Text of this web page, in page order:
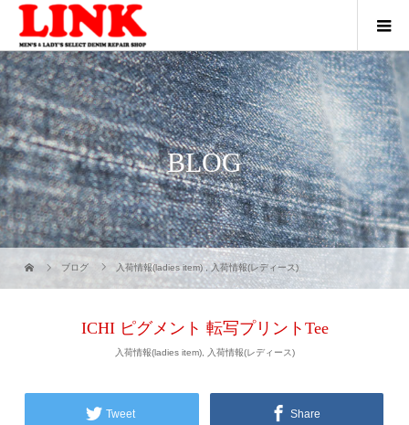
BLOG
ブログ 入荷情報(ladies item) ,入荷情報(レディース)
ICHI ピグメント 転写プリントTee
入荷情報(ladies item), 入荷情報(レディース)
Tweet Share